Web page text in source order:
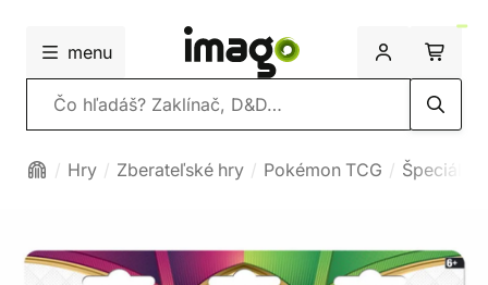
menu
Vyhľadávanie
Hry Zberateľské hry Pokémon TCG Špeciálne